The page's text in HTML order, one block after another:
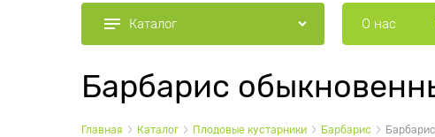
Каталог О нас
Барбарис
Главная Каталог Плодовые кустарники Барбарис